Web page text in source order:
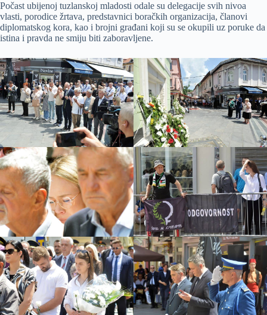
Počast ubijenoj tuzlanskoj mladosti odale su delegacije svih nivoa
vlasti, porodice žrtava, predstavnici boračkih organizacija, članovi
diplomatskog kora, kao i brojni građani koji su se okupili uz poruke da
istina i pravda ne smiju biti zaboravljene.